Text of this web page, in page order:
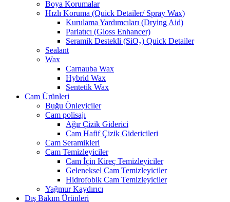
Boya Korumalar
Hızlı Koruma (Quick Detailer/ Spray Wax)
Kurulama Yardımcıları (Drying Aid)
Parlatıcı (Gloss Enhancer)
Seramik Destekli (SiO₂) Quick Detailer
Sealant
Wax
Carnauba Wax
Hybrid Wax
Sentetik Wax
Cam Ürünleri
Buğu Önleyiciler
Cam polisajı
Ağır Çizik Giderici
Cam Hafif Çizik Gidericileri
Cam Seramikleri
Cam Temizleyiciler
Cam İçin Kireç Temizleyiciler
Geleneksel Cam Temizleyiciler
Hidrofobik Cam Temizleyiciler
Yağmur Kaydırıcı
Dış Bakım Ürünleri